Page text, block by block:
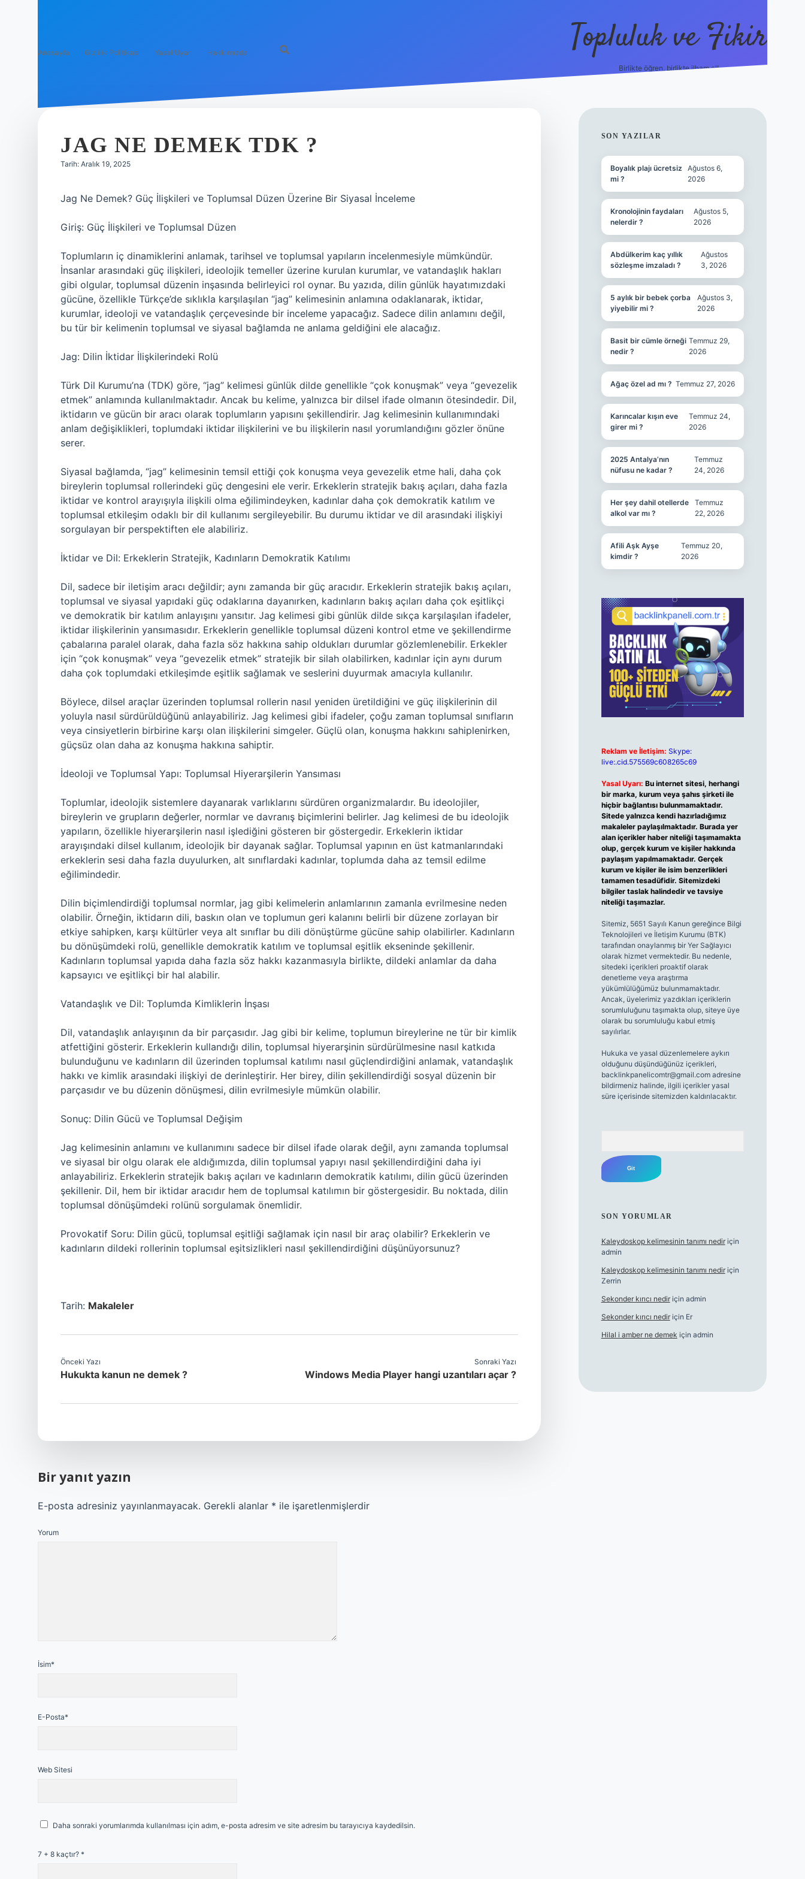
Anasayfa Gizlilik Politikası Yasal Uyarı Hakkımızda Topluluk ve Fikir
Birlikte öğren, birlikte ilham al!
JAG NE DEMEK TDK ?
Tarih: Aralık 19, 2025
Jag Ne Demek? Güç İlişkileri ve Toplumsal Düzen Üzerine Bir Siyasal İnceleme
Giriş: Güç İlişkileri ve Toplumsal Düzen
Toplumların iç dinamiklerini anlamak, tarihsel ve toplumsal yapıların incelenmesiyle mümkündür.
İnsanlar arasındaki güç ilişkileri, ideolojik temeller üzerine kurulan kurumlar, ve vatandaşlık hakları
gibi olgular, toplumsal düzenin inşasında belirleyici rol oynar. Bu yazıda, dilin günlük hayatımızdaki
gücüne, özellikle Türkçe’de sıklıkla karşılaşılan “jag” kelimesinin anlamına odaklanarak, iktidar,
kurumlar, ideoloji ve vatandaşlık çerçevesinde bir inceleme yapacağız. Sadece dilin anlamını değil,
bu tür bir kelimenin toplumsal ve siyasal bağlamda ne anlama geldiğini ele alacağız.
Jag: Dilin İktidar İlişkilerindeki Rolü
Türk Dil Kurumu’na (TDK) göre, “jag” kelimesi günlük dilde genellikle “çok konuşmak” veya “gevezelik
etmek” anlamında kullanılmaktadır. Ancak bu kelime, yalnızca bir dilsel ifade olmanın ötesindedir. Dil,
iktidarın ve gücün bir aracı olarak toplumların yapısını şekillendirir. Jag kelimesinin kullanımındaki
anlam değişiklikleri, toplumdaki iktidar ilişkilerini ve bu ilişkilerin nasıl yorumlandığını gözler önüne
serer.
Siyasal bağlamda, “jag” kelimesinin temsil ettiği çok konuşma veya gevezelik etme hali, daha çok
bireylerin toplumsal rollerindeki güç dengesini ele verir. Erkeklerin stratejik bakış açıları, daha fazla
iktidar ve kontrol arayışıyla ilişkili olma eğilimindeyken, kadınlar daha çok demokratik katılım ve
toplumsal etkileşim odaklı bir dil kullanımı sergileyebilir. Bu durumu iktidar ve dil arasındaki ilişkiyi
sorgulayan bir perspektiften ele alabiliriz.
İktidar ve Dil: Erkeklerin Stratejik, Kadınların Demokratik Katılımı
Dil, sadece bir iletişim aracı değildir; aynı zamanda bir güç aracıdır. Erkeklerin stratejik bakış açıları,
toplumsal ve siyasal yapıdaki güç odaklarına dayanırken, kadınların bakış açıları daha çok eşitlikçi
ve demokratik bir katılım anlayışını yansıtır. Jag kelimesi gibi günlük dilde sıkça karşılaşılan ifadeler,
iktidar ilişkilerinin yansımasıdır. Erkeklerin genellikle toplumsal düzeni kontrol etme ve şekillendirme
çabalarına paralel olarak, daha fazla söz hakkına sahip oldukları durumlar gözlemlenebilir. Erkekler
için “çok konuşmak” veya “gevezelik etmek” stratejik bir silah olabilirken, kadınlar için aynı durum
daha çok toplumdaki etkileşimde eşitlik sağlamak ve seslerini duyurmak amacıyla kullanılır.
Böylece, dilsel araçlar üzerinden toplumsal rollerin nasıl yeniden üretildiğini ve güç ilişkilerinin dil
yoluyla nasıl sürdürüldüğünü anlayabiliriz. Jag kelimesi gibi ifadeler, çoğu zaman toplumsal sınıfların
veya cinsiyetlerin birbirine karşı olan ilişkilerini simgeler. Güçlü olan, konuşma hakkını sahiplenirken,
güçsüz olan daha az konuşma hakkına sahiptir.
İdeoloji ve Toplumsal Yapı: Toplumsal Hiyerarşilerin Yansıması
Toplumlar, ideolojik sistemlere dayanarak varlıklarını sürdüren organizmalardır. Bu ideolojiler,
bireylerin ve grupların değerler, normlar ve davranış biçimlerini belirler. Jag kelimesi de bu ideolojik
yapıların, özellikle hiyerarşilerin nasıl işlediğini gösteren bir göstergedir. Erkeklerin iktidar
arayışındaki dilsel kullanım, ideolojik bir dayanak sağlar. Toplumsal yapının en üst katmanlarındaki
erkeklerin sesi daha fazla duyulurken, alt sınıflardaki kadınlar, toplumda daha az temsil edilme
eğilimindedir.
Dilin biçimlendirdiği toplumsal normlar, jag gibi kelimelerin anlamlarının zamanla evrilmesine neden
olabilir. Örneğin, iktidarın dili, baskın olan ve toplumun geri kalanını belirli bir düzene zorlayan bir
etkiye sahipken, karşı kültürler veya alt sınıflar bu dili dönüştürme gücüne sahip olabilirler. Kadınların
bu dönüşümdeki rolü, genellikle demokratik katılım ve toplumsal eşitlik ekseninde şekillenir.
Kadınların toplumsal yapıda daha fazla söz hakkı kazanmasıyla birlikte, dildeki anlamlar da daha
kapsayıcı ve eşitlikçi bir hal alabilir.
Vatandaşlık ve Dil: Toplumda Kimliklerin İnşası
Dil, vatandaşlık anlayışının da bir parçasıdır. Jag gibi bir kelime, toplumun bireylerine ne tür bir kimlik
atfettiğini gösterir. Erkeklerin kullandığı dilin, toplumsal hiyerarşinin sürdürülmesine nasıl katkıda
bulunduğunu ve kadınların dil üzerinden toplumsal katılımı nasıl güçlendirdiğini anlamak, vatandaşlık
hakkı ve kimlik arasındaki ilişkiyi de derinleştirir. Her birey, dilin şekillendirdiği sosyal düzenin bir
parçasıdır ve bu düzenin dönüşmesi, dilin evrilmesiyle mümkün olabilir.
Sonuç: Dilin Gücü ve Toplumsal Değişim
Jag kelimesinin anlamını ve kullanımını sadece bir dilsel ifade olarak değil, aynı zamanda toplumsal
ve siyasal bir olgu olarak ele aldığımızda, dilin toplumsal yapıyı nasıl şekillendirdiğini daha iyi
anlayabiliriz. Erkeklerin stratejik bakış açıları ve kadınların demokratik katılımı, dilin gücü üzerinden
şekillenir. Dil, hem bir iktidar aracıdır hem de toplumsal katılımın bir göstergesidir. Bu noktada, dilin
toplumsal dönüşümdeki rolünü sorgulamak önemlidir.
Provokatif Soru: Dilin gücü, toplumsal eşitliği sağlamak için nasıl bir araç olabilir? Erkeklerin ve
kadınların dildeki rollerinin toplumsal eşitsizlikleri nasıl şekillendirdiğini düşünüyorsunuz?
Tarih: Makaleler
Önceki Yazı
Hukukta kanun ne demek ?
Sonraki Yazı
Windows Media Player hangi uzantıları açar ?
Bir yanıt yazın
E-posta adresiniz yayınlanmayacak. Gerekli alanlar * ile işaretlenmişlerdir
Yorum
İsim*
E-Posta*
Web Sitesi
Daha sonraki yorumlarımda kullanılması için adım, e-posta adresim ve site adresim bu tarayıcıya kaydedilsin.
7 + 8 kaçtır? *
SIDEBAR
SON YAZILAR
Boyalık plajı ücretsiz
mi ?
Ağustos 6,
2026
Kronolojinin faydaları
nelerdir ?
Ağustos 5,
2026
Abdülkerim kaç yıllık
sözleşme imzaladı ?
Ağustos
3, 2026
5 aylık bir bebek çorba
yiyebilir mi ?
Ağustos 3,
2026
Basit bir cümle örneği
nedir ?
Temmuz 29,
2026
Ağaç özel ad mı ? Temmuz 27, 2026
Karıncalar kışın eve
girer mi ?
Temmuz 24,
2026
2025 Antalya’nın
nüfusu ne kadar ?
Temmuz
24, 2026
Her şey dahil otellerde
alkol var mı ?
Temmuz
22, 2026
Afili Aşk Ayşe
kimdir ?
Temmuz 20,
2026
Reklam ve İletişim: Skype:
live:.cid.575569c608265c69
Yasal Uyarı: Bu internet sitesi, herhangi
bir marka, kurum veya şahıs şirketi ile
hiçbir bağlantısı bulunmamaktadır.
Sitede yalnızca kendi hazırladığımız
makaleler paylaşılmaktadır. Burada yer
alan içerikler haber niteliği taşımamakta
olup, gerçek kurum ve kişiler hakkında
paylaşım yapılmamaktadır. Gerçek
kurum ve kişiler ile isim benzerlikleri
tamamen tesadüfidir. Sitemizdeki
bilgiler taslak halindedir ve tavsiye
niteliği taşımazlar.
Sitemiz, 5651 Sayılı Kanun gereğince Bilgi
Teknolojileri ve İletişim Kurumu (BTK)
tarafından onaylanmış bir Yer Sağlayıcı
olarak hizmet vermektedir. Bu nedenle,
sitedeki içerikleri proaktif olarak
denetleme veya araştırma
yükümlülüğümüz bulunmamaktadır.
Ancak, üyelerimiz yazdıkları içeriklerin
sorumluluğunu taşımakta olup, siteye üye
olarak bu sorumluluğu kabul etmiş
sayılırlar.
Hukuka ve yasal düzenlemelere aykırı
olduğunu düşündüğünüz içerikleri,
backlinkpanelicomtr@gmail.comadresine
bildirmeniz halinde, ilgili içerikler yasal
süre içerisinde sitemizden kaldırılacaktır.
SON YORUMLAR
Kaleydoskop kelimesinin tanımı nediriçin
admin
Kaleydoskop kelimesinin tanımı nediriçin
Zerrin
Sekonder kırıcı nediriçin admin
Sekonder kırıcı nediriçin Er
Hilal i amber ne demek için admin